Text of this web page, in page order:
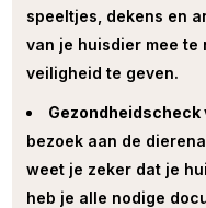
speeltjes, dekens en
van je huisdier mee te
veiligheid te geven.
Gezondheidscheck
bezoek aan de
weet je zeker dat je
heb je alle nodige